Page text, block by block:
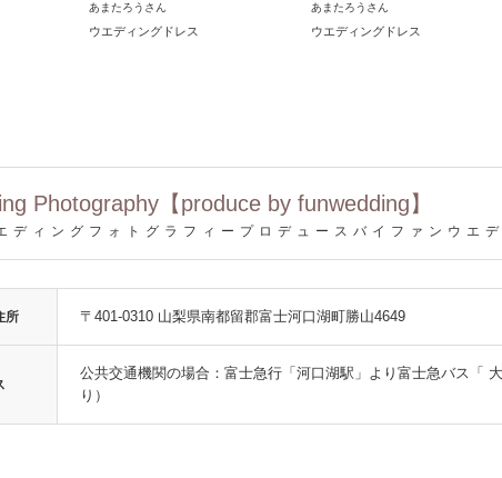
あまたろうさん
ウエディングドレス
あまたろうさん
ウエディングドレス
Photography【produce by funwedding】
ディングフォトグラフィープロデュースバイファンウエ
所 〒401-0310 山梨県南都留郡富士河口湖町勝山4649
公共交通機関の場合：富士急行「河口湖駅」より富士急バス「
り）